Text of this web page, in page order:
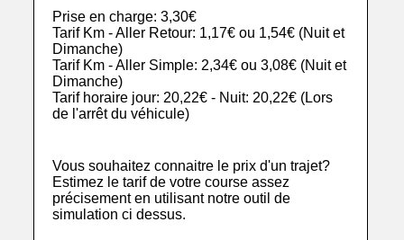
Prise en charge: 3,30€
Tarif Km - Aller Retour: 1,17€ ou 1,54€ (Nuit et
Dimanche)
Tarif Km - Aller Simple: 2,34€ ou 3,08€ (Nuit et
Dimanche)
Tarif horaire jour: 20,22€ - Nuit: 20,22€ (Lors
de l'arrêt du véhicule)
Vous souhaitez connaitre le prix d'un trajet?
Estimez le tarif de votre course assez
précisement en utilisant notre outil de
simulation ci dessus.